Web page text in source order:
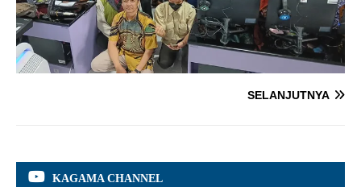
SELANJUTNYA
KAGAMA CHANNEL